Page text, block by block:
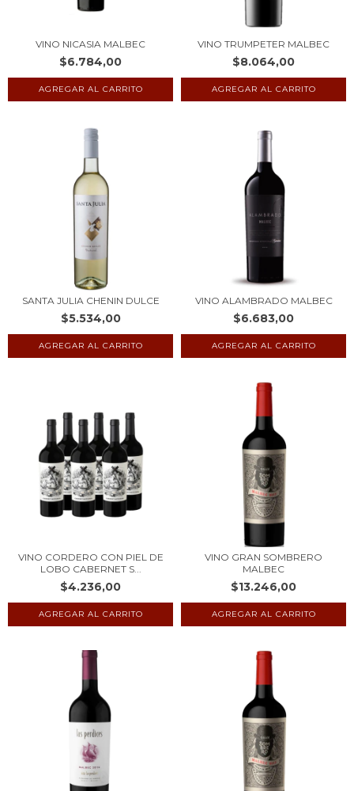
VINO NICASIA MALBEC
$6.784,00
VINO TRUMPETER MALBEC
$8.064,00
SANTA JULIA CHENIN DULCE
$5.534,00
VINO ALAMBRADO MALBEC
$6.683,00
VINO CORDERO CON PIEL DE
LOBO CABERNET S...
$4.236,00
VINO GRAN SOMBRERO
MALBEC
$13.246,00